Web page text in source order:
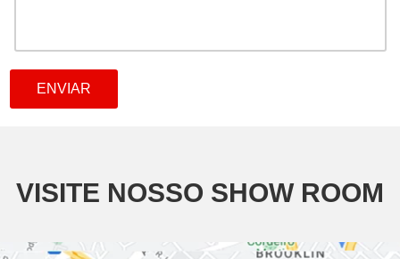
VISITE NOSSO SHOW ROOM